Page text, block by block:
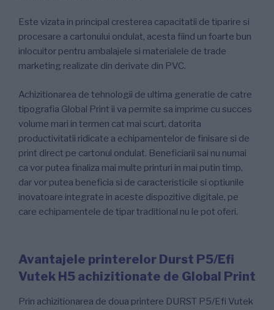
Este vizata in principal cresterea capacitatii de tiparire si
procesare a cartonului ondulat, acesta fiind un foarte bun
inlocuitor pentru ambalajele si materialele de trade
marketing realizate din derivate din PVC.
Achizitionarea de tehnologii de ultima generatie de catre
tipografia Global Print ii va permite sa imprime cu succes
volume mari in termen cat mai scurt, datorita
productivitatii ridicate a echipamentelor de finisare si de
print direct pe cartonul ondulat. Beneficiarii sai nu numai
ca vor putea finaliza mai multe printuri in mai putin timp,
dar vor putea beneficia si de caracteristicile si optiunile
inovatoare integrate in aceste dispozitive digitale, pe
care echipamentele de tipar traditional nu le pot oferi.
Avantajele printerelor Durst P5/Efi
Vutek H5 achizitionate de Global Print
Prin achizitionarea de doua printere DURST P5/Efi Vutek